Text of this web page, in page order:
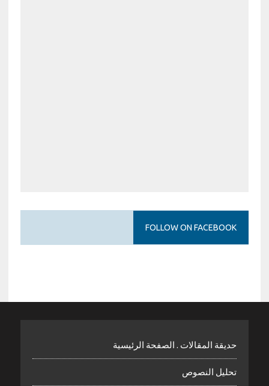
FOLLOW ON FACEBOOK
حديقة المقالات . الصفحة الرئيسية
تحليل النصوص